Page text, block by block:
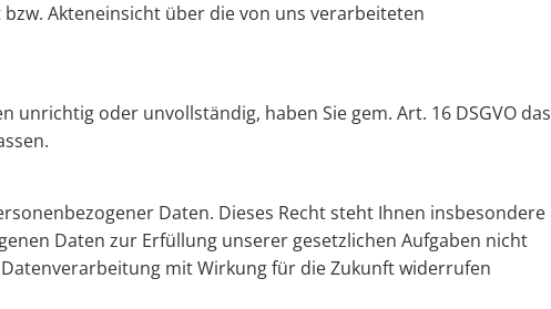
bzw. Akteneinsicht über die von uns verarbeiteten
unrichtig oder unvollständig, haben Sie gem. Art. 16 DSGVO das
Daten. Dieses Recht steht Ihnen insbesondere
Daten zur Erfüllung unserer gesetzlichen Aufgaben nicht
mit Wirkung für die Zukunft widerrufen